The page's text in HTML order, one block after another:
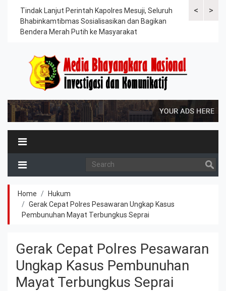
<
Tindak Lanjut Perintah Kapolres Mesuji, Seluruh
Bhabinkamtibmas Sosialisasikan dan Bagikan
Bendera Merah Putih ke Masyarakat
Sat Lantas
>
Home
Hukum
Gerak Cepat Polres Pesawaran Ungkap Kasus
Pembunuhan Mayat Terbungkus Seprai
Gerak Cepat Polres Pesawaran
Ungkap Kasus Pembunuhan
Mayat Terbungkus Seprai